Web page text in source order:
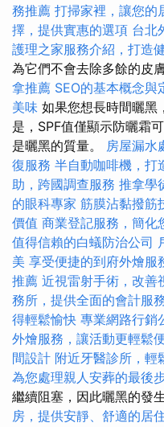
務推薦 打掃家裡，讓您的
擇，提供實惠的選項 台北
護理之家服務介紹，打造
為它們不會去除多餘的皮
拿推薦 SEO的基本概念與
美味 如果您想長時間曬黑
是，SPF值僅顯示防曬霜
是曬黑的質量。 房屋漏水
復服務 半自動咖啡機，打
助，跨國調查服務 推拿學
的眼科專家 筋膜沾黏撥筋
價值 商業登記服務，簡化
值得信賴的白蟻防治公司
美 享受便捷的到府外燴服
推薦 近視雷射手術，改善
務所，提供全面的會計服
得輕鬆愉快 專業網路行銷
外燴服務，讓活動更輕鬆
間設計 附近牙醫診所，輕
為您處理親人安葬的最後
繼續阻塞，因此曬黑的發
房，提供安靜、舒適的居